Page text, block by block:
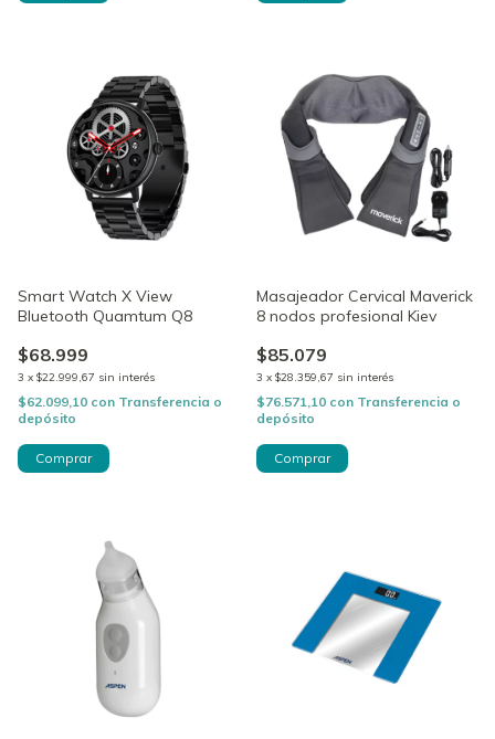
Smart Watch X View
Bluetooth Quamtum Q8
$68.999
3 x $22.999,67 sin interés
$62.099,10 con Transferencia o
depósito
Masajeador Cervical Maverick
8 nodos profesional Kiev
$85.079
3 x $28.359,67 sin interés
$76.571,10 con Transferencia o
depósito